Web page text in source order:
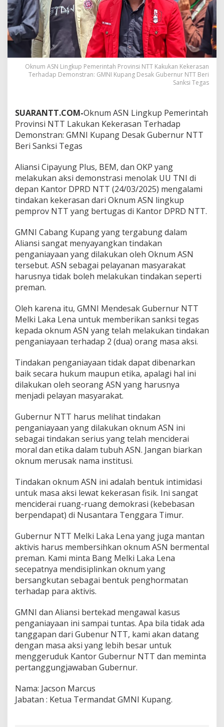
Oknum ASN Lingkup Pemerintah Provinsi NTT Kakukan Kekerasan
Terhadap Demonstran: GMNI Kupang Desak Gubernur NTT Beri
Sanksi Tegas
SUARANTT.COM-Oknum ASN Lingkup Pemerintah
Provinsi NTT Lakukan Kekerasan Terhadap
Demonstran: GMNI Kupang Desak Gubernur NTT
Beri Sanksi Tegas
Aliansi Cipayung Plus, BEM, dan OKP yang
melakukan aksi demonstrasi menolak UU TNI di
depan Kantor DPRD NTT (24/03/2025) mengalami
tindakan kekerasan dari Oknum ASN lingkup
pemprov NTT yang bertugas di Kantor DPRD NTT.
GMNI Cabang Kupang yang tergabung dalam
Aliansi sangat menyayangkan tindakan
penganiayaan yang dilakukan oleh Oknum ASN
tersebut. ASN sebagai pelayanan masyarakat
harusnya tidak boleh melakukan tindakan seperti
preman.
Oleh karena itu, GMNI Mendesak Gubernur NTT
Melki Laka Lena untuk memberikan sanksi tegas
kepada oknum ASN yang telah melakukan tindakan
penganiayaan terhadap 2 (dua) orang masa aksi.
Tindakan penganiayaan tidak dapat dibenarkan
baik secara hukum maupun etika, apalagi hal ini
dilakukan oleh seorang ASN yang harusnya
menjadi pelayan masyarakat.
Gubernur NTT harus melihat tindakan
penganiayaan yang dilakukan oknum ASN ini
sebagai tindakan serius yang telah menciderai
moral dan etika dalam tubuh ASN. Jangan biarkan
oknum merusak nama institusi.
Tindakan oknum ASN ini adalah bentuk intimidasi
untuk masa aksi lewat kekerasan fisik. Ini sangat
menciderai ruang-ruang demokrasi (kebebasan
berpendapat) di Nusantara Tenggara Timur.
Gubernur NTT Melki Laka Lena yang juga mantan
aktivis harus membersihkan oknum ASN bermental
preman. Kami minta Bang Melki Laka Lena
secepatnya mendisiplinkan oknum yang
bersangkutan sebagai bentuk penghormatan
terhadap para aktivis.
GMNI dan Aliansi bertekad mengawal kasus
penganiayaan ini sampai tuntas. Apa bila tidak ada
tanggapan dari Gubenur NTT, kami akan datang
dengan masa aksi yang lebih besar untuk
menggeruduk Kantor Gubernur NTT dan meminta
pertanggungjawaban Gubernur.
Nama: Jacson Marcus
Jabatan : Ketua Termandat GMNI Kupang.